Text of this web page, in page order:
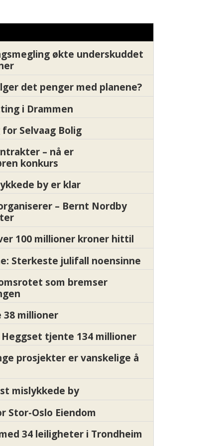
økte underskuddet
det penger med planene?
i Drammen
for Selvaag Bolig
– nå er
konkurs
by er klar
– Bernt Nordby
100 millioner kroner hittil
Sterkeste julifall noensinne
som bremser
millioner
Heggset tjente 134 millioner
prosjekter er vanskelige å
mislykkede by
Stor-Oslo Eiendom
34 leiligheter i Trondheim